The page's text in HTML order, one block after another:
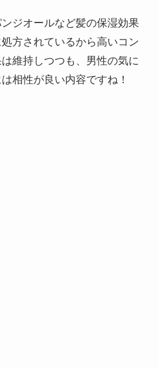
ジオールなど髪の保湿効果
方されているから高いコン
維持しつつも、男性の気に
相性が良い内容ですね！